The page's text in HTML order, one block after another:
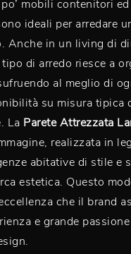
mobili contenitori
ideali per arredare
Anche in un living di
di arredo riesce a
al meglio di
su misura tipica
La Parete Attrezzata
realizzata in
abitative di stile e
estetica. Questo
che il brand
e grande